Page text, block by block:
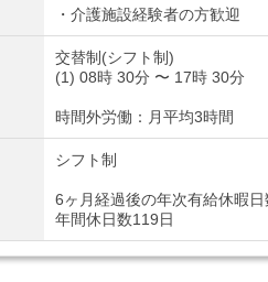
・介護施設経験者の方歓迎
交替制(シフト制)
(1) 08時 30分 〜 17時 30分
時間外労働：月平均3時間
シフト制
6ヶ月経過後の年次有給休暇日
年間休日数119日